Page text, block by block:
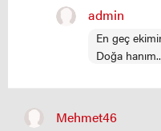
admin
En geç
Doğa hanım..
Mehmet46